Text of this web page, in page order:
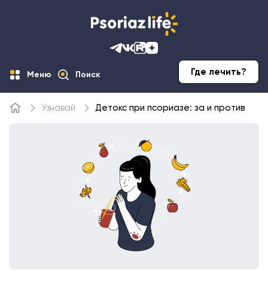
Меню Поиск Где лечить?
Главная Узнавай Детокс при псориазе: за и против